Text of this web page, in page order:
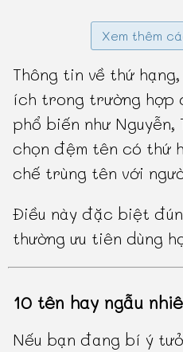
Xem thêm
Thông tin về thứ
ích trong trường hợp
phổ biến như Nguyễn,
chọn đệm tên có thứ
chế trùng tên với
Điều này đặc biệt
thường ưu tiên dùng
10 tên hay ngẫu
Nếu bạn đang bí ý